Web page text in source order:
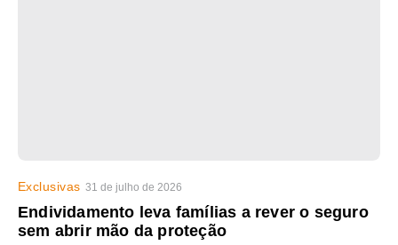
Exclusivas 31 de julho de 2026
Endividamento leva famílias a rever o seguro
sem abrir mão da proteção